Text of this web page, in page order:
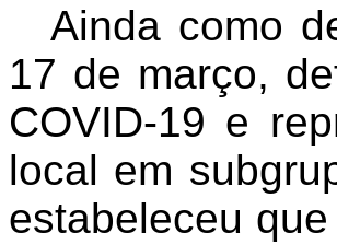
Ainda como
17 de março,
COVID-19 e
local em
estabeleceu